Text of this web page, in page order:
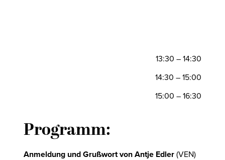
13:30 – 14:30
14:30 – 15:00
15:00 – 16:30
Programm:
Anmeldung und Grußwort von Antje Edler (VEN)